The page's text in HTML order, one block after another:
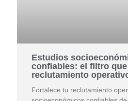
Estudios
confiables: el filtro
reclutamiento
Fortalece tu reclutamiento